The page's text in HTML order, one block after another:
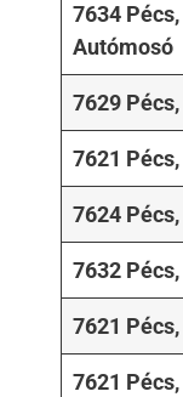
7634
Autómosó
7629
7621
7624
7632
7621
7621